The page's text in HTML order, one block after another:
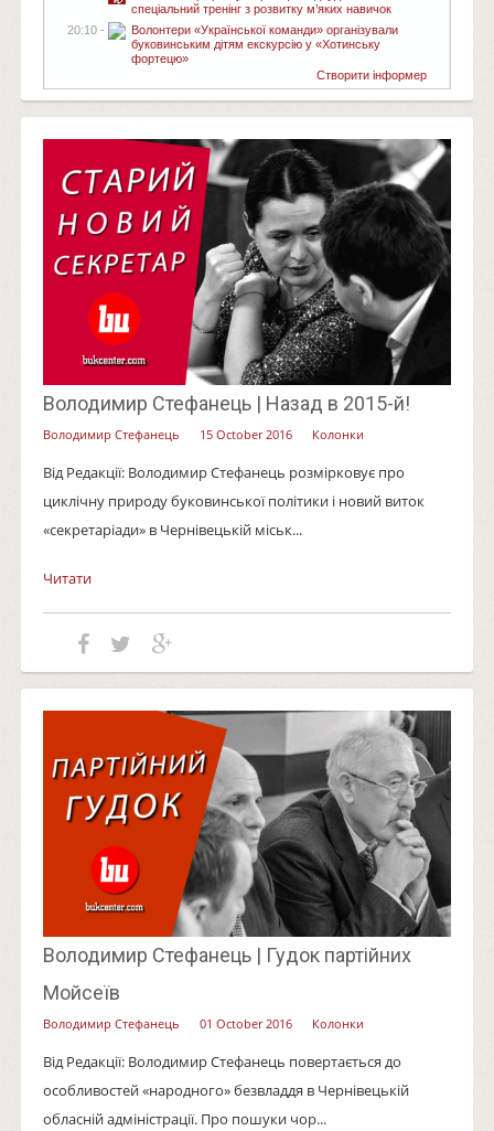
спеціальний тренінг з розвитку м’яких навичок
20:10 -
Волонтери «Української команди» організували
буковинським дітям екскурсію у «Хотинську
фортецю»
Створити інформер
Володимир Стефанець | Назад в 2015-й!
Володимир Стефанець 15 October 2016 Колонки
Від Редакції: Володимир Стефанець розмірковує про
циклічну природу буковинської політики і новий виток
«секретаріади» в Чернівецькій міськ...
Читати
Володимир Стефанець | Гудок партійних
Мойсеїв
Володимир Стефанець 01 October 2016 Колонки
Від Редакції: Володимир Стефанець повертається до
особливостей «народного» безвладдя в Чернівецькій
обласній адміністрації. Про пошуки чор...